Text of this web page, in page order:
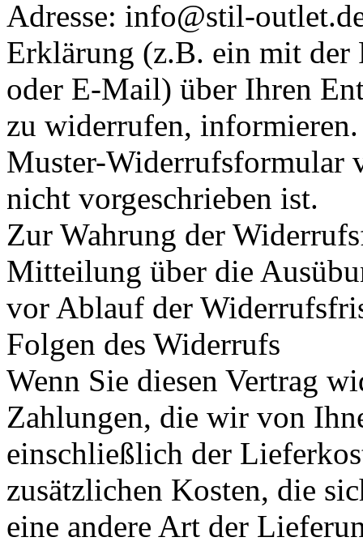
Adresse: info@stil-
Erklärung (z.B. ein mit der
oder E-Mail) über Ihren
zu widerrufen,
Muster-Widerrufsformular
nicht vorgeschrieben ist.
Zur Wahrung der
Mitteilung über die
vor Ablauf der
Folgen des Widerrufs
Wenn Sie diesen Vertrag
Zahlungen, die wir von
einschließlich der
zusätzlichen Kosten, die
eine andere Art der